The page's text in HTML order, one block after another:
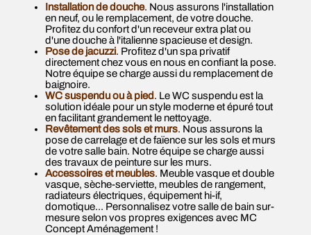
Installation de douche. Nous assurons l'installation
en neuf, ou le remplacement, de votre douche.
Profitez du confort d'un receveur extra plat ou
d'une douche à l'italienne spacieuse et design.
Pose de jacuzzi. Profitez d'un spa privatif
directement chez vous en nous en confiant la pose.
Notre équipe se charge aussi du remplacement de
baignoire.
WC suspendu ou à pied. Le WC suspendu est la
solution idéale pour un style moderne et épuré tout
en facilitant grandement le nettoyage.
Revêtement des sols et murs. Nous assurons la
pose de carrelage et de faïence sur les sols et murs
de votre salle bain. Notre équipe se charge aussi
des travaux de peinture sur les murs.
Accessoires et meubles. Meuble vasque et double
vasque, sèche-serviette, meubles de rangement,
radiateurs électriques, équipement hi-if,
domotique... Personnalisez votre salle de bain sur-
mesure selon vos propres exigences avec MC
Concept Aménagement !